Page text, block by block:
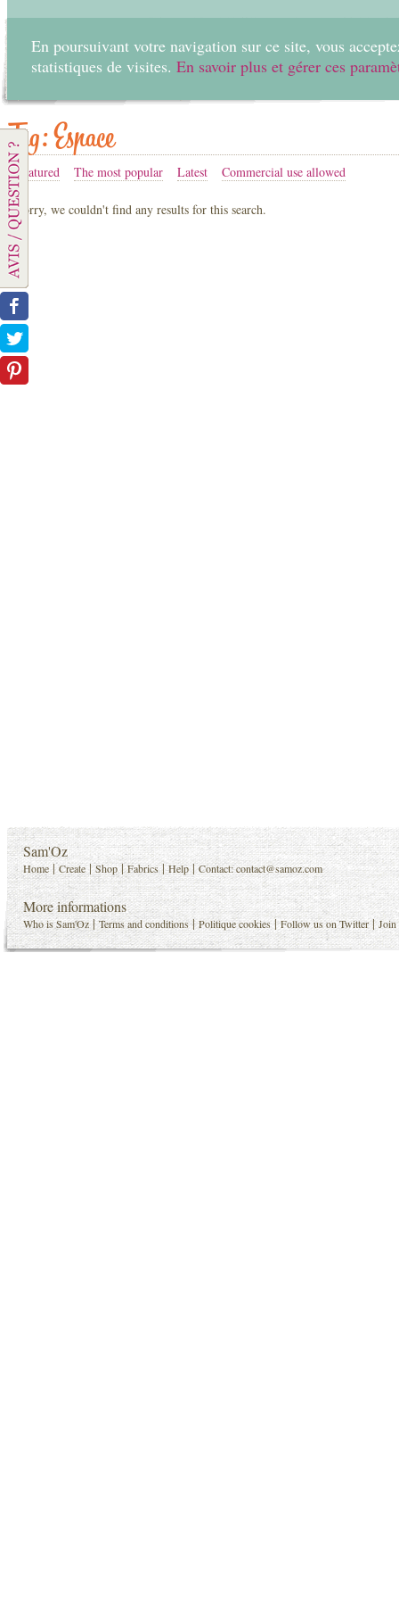
En poursuivant votre navigation sur ce site, vous
statistiques de visites. En savoir plus et gérer ces
Tag: Espace
Featured The most popular Latest Commercial use allowed
Sorry, we couldn't find any results for this search.
Sam'Oz
Home |Create |Shop |Fabrics |Help |Contact:contact@samoz.com
More informations
Who is Sam'Oz |Terms and conditions |Politique cookies |Follow us on Twitter |Join